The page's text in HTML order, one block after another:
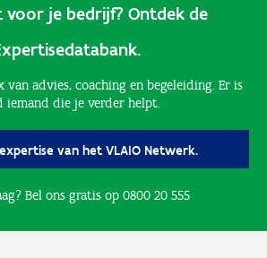
inhoud
voor je bedrijf? Ontdek de
advies, coaching en begeleiding. Er is
iemand die je verder helpt.
van het VLAIO Netwerk.
Bel ons gratis op 0800 20 555